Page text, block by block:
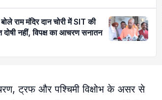
राम मंदिर दान चोरी में SIT की
दोषी नहीं, विपक्ष का आचरण सनातन
ट्रफ और पश्चिमी विक्षोभ के असर से